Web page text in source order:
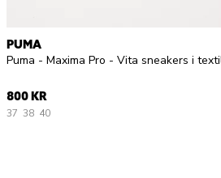
PUMA
Puma - Maxima Pro - Vita sneakers i
800 KR
37 38 40